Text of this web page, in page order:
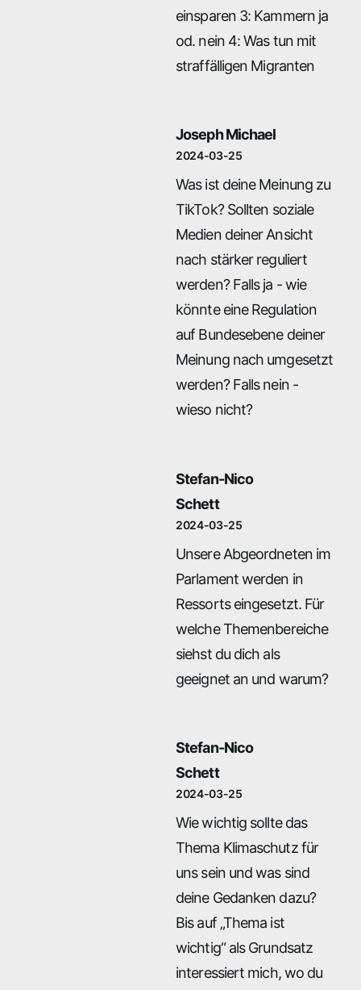
einsparen 3: Kammern ja
od. nein 4: Was tun mit
straffälligen Migranten
Joseph Michael
2024-03-25
Was ist deine Meinung zu
TikTok? Sollten soziale
Medien deiner Ansicht
nach stärker reguliert
werden? Falls ja - wie
könnte eine Regulation
auf Bundesebene deiner
Meinung nach umgesetzt
werden? Falls nein -
wieso nicht?
Stefan-Nico
Schett
2024-03-25
Unsere Abgeordneten im
Parlament werden in
Ressorts eingesetzt. Für
welche Themenbereiche
siehst du dich als
geeignet an und warum?
Stefan-Nico
Schett
2024-03-25
Wie wichtig sollte das
Thema Klimaschutz für
uns sein und was sind
deine Gedanken dazu?
Bis auf „Thema ist
wichtig“ als Grundsatz
interessiert mich, wo du